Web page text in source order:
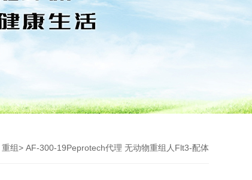
重组> AF-300-19Peprotech代理 无动物重组人Flt3-配体